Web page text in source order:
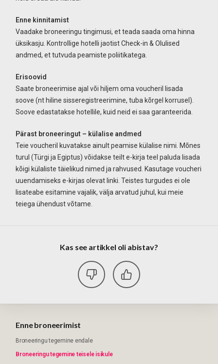
Enne kinnitamist
Vaadake broneeringu tingimusi, et teada saada oma hinna
üksikasju. Kontrollige hotelli jaotist Check-in & Olulised
andmed, et tutvuda peamiste poliitikatega.
Erisoovid
Saate broneerimise ajal või hiljem oma voucheril lisada
soove (nt hiline sisseregistreerimine, tuba kõrgel korrusel).
Soove edastatakse hotellile, kuid neid ei saa garanteerida.
Pärast broneeringut – külalise andmed
Teie voucheril kuvatakse ainult peamise külalise nimi. Mõnes
turul (Türgi ja Egiptus) võidakse teilt e-kirja teel paluda lisada
kõigi külaliste täielikud nimed ja rahvused. Kasutage voucheri
uuendamiseks e-kirjas olevat linki. Teistes turgudes ei ole
lisateabe esitamine vajalik, välja arvatud juhul, kui meie
teiega ühendust võtame.
Kas see artikkel oli abistav?
Enne broneerimist
Broneeringu tegemine endale
Broneeringu tegemine teisele isikule